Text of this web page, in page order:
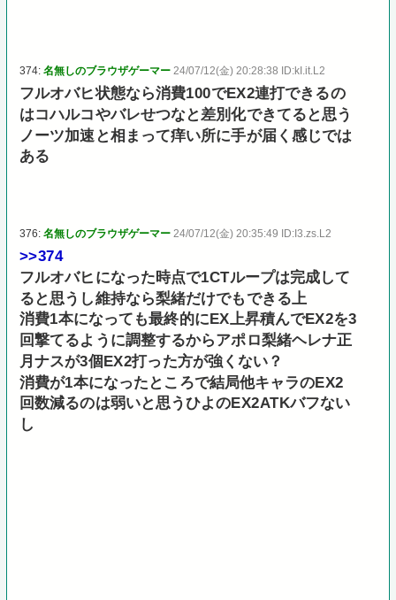
374:名無しのブラウザゲーマー 24/07/12(金) 20:28:38 ID:kI.it.L2
フルオバヒ状態なら消費100でEX2連打できるの
はコハルコやバレせつなと差別化できてると思う
ノーツ加速と相まって痒い所に手が届く感じでは
ある
376:名無しのブラウザゲーマー 24/07/12(金) 20:35:49 ID:I3.zs.L2
>>374
フルオバヒになった時点で1CTループは完成して
ると思うし維持なら梨緒だけでもできる上
消費1本になっても最終的にEX上昇積んでEX2を3
回撃てるように調整するからアポロ梨緒ヘレナ正
月ナスが3個EX2打った方が強くない？
消費が1本になったところで結局他キャラのEX2
回数減るのは弱いと思うひよのEX2ATKバフない
し